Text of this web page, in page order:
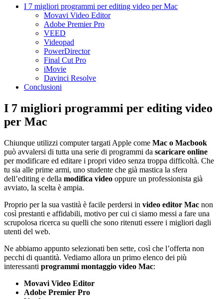
I 7 migliori programmi per editing video per Mac
Movavi Video Editor
Adobe Premier Pro
VEED
Videopad
PowerDirector
Final Cut Pro
iMovie
Davinci Resolve
Conclusioni
I 7 migliori programmi per editing video
per Mac
Chiunque utilizzi computer targati Apple come Mac o Macbook
può avvalersi di tutta una serie di programmi da scaricare online
per modificare ed editare i propri video senza troppa difficoltà. Che
tu sia alle prime armi, uno studente che già mastica la sfera
dell’editing e della modifica video oppure un professionista già
avviato, la scelta è ampia.
Proprio per la sua vastità è facile perdersi in video editor Mac non
così prestanti e affidabili, motivo per cui ci siamo messi a fare una
scrupolosa ricerca su quelli che sono ritenuti essere i migliori dagli
utenti del web.
Ne abbiamo appunto selezionati ben sette, così che l’offerta non
pecchi di quantità. Vediamo allora un primo elenco dei più
interessanti programmi montaggio video Mac:
Movavi Video Editor
Adobe Premier Pro